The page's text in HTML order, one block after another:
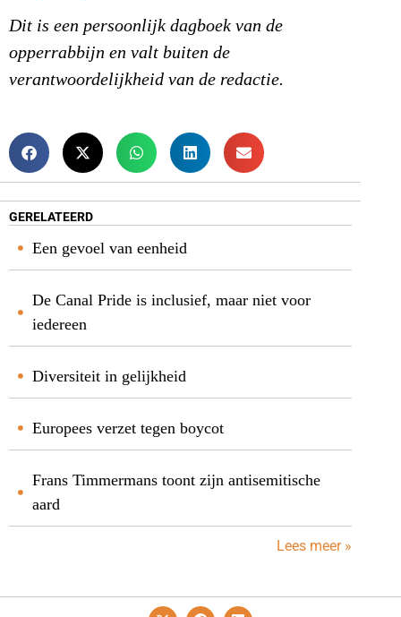
Dit is een persoonlijk dagboek van de
opperrabbijn en valt buiten de
verantwoordelijkheid van de redactie.
GERELATEERD
Een gevoel van eenheid
De Canal Pride is inclusief, maar niet voor
iedereen
Diversiteit in gelijkheid
Europees verzet tegen boycot
Frans Timmermans toont zijn antisemitische
aard
Lees meer »